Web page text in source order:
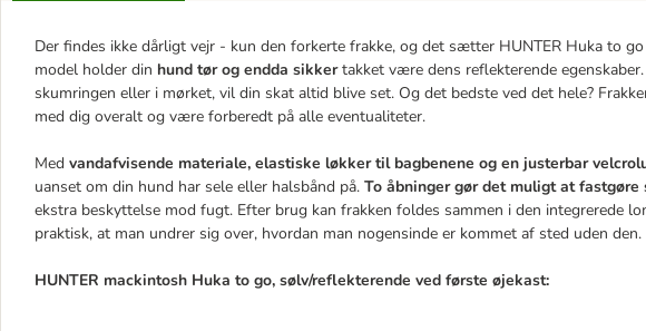
Der findes ikke dårligt vejr - kun den forkerte frakke, og det sætter HUNTER Huka to
model holder din hund tør og endda sikkertakket være dens reflekterende
skumringen eller i mørket, vil din skat altid blive set. Og det bedste ved det hele?
med dig overalt og være forberedt på alle eventualiteter.
Med vandafvisende materiale, elastiske løkker til bagbenene og en justerbar
uanset om din hund har sele eller halsbånd på. To åbninger gør det muligt at fastgøre
ekstra beskyttelse mod fugt. Efter brug kan frakken foldes sammen i den integrerede
praktisk, at man undrer sig over, hvordan man nogensinde er kommet af sted uden den.
HUNTER mackintosh Huka to go, sølv/reflekterende ved første øjekast: